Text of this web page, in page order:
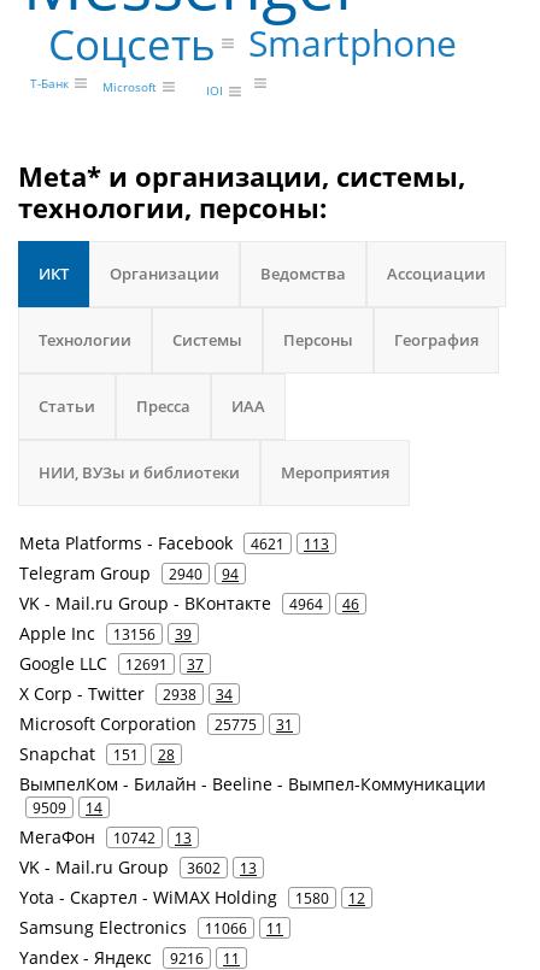
Соцсеть Smartphone
Т-Банк Microsoft IOI
Meta* и организации, системы,
технологии, персоны:
ИКТ Организации Ведомства Ассоциации
Технологии Системы Персоны География
Статьи Пресса ИАА
НИИ, ВУЗы и библиотеки Мероприятия
Meta Platforms - Facebook 4621 113
Telegram Group 2940 94
VK - Mail.ru Group - ВКонтакте 4964 46
Apple Inc 13156 39
Google LLC 12691 37
X Corp - Twitter 2938 34
Microsoft Corporation 25775 31
Snapchat 151 28
ВымпелКом - Билайн - Beeline - Вымпел-Коммуникации
9509 14
МегаФон 10742 13
VK - Mail.ru Group 3602 13
Yota - Скартел - WiMAX Holding 1580 12
Samsung Electronics 11066 11
Yandex - Яндекс 9216 11